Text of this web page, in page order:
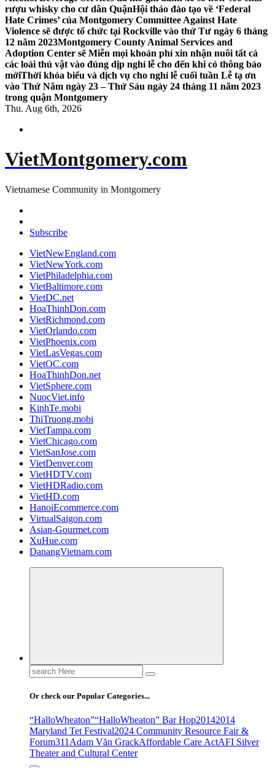
rượu whisky cho cư dân QuậnHội thảo đào tạo về ‘Federal
Hate Crimes’ của Montgomery Committee Against Hate
Violence sẽ được tổ chức tại Rockville vào thứ Tư ngày 6 tháng
12 năm 2023Montgomery County Animal Services and
Adoption Center sẽ Miễn mọi khoản phí xin nhận nuôi tất cả
các loài thú vật vào đúng dịp nghỉ lễ cho đến khi có thông báo
mớiThời khóa biểu và dịch vụ cho nghỉ lễ cuối tuần Lễ tạ ơn
vào Thứ Năm ngày 23 – Thứ Sáu ngày 24 tháng 11 năm 2023
trong quận Montgomery
Thu. Aug 6th, 2026
VietMontgomery.com
Vietnamese Community in Montgomery
Subscribe
VietNewEngland.com
VietNewYork.com
VietPhiladelphia.com
VietBaltimore.com
VietDC.net
HoaThinhDon.com
VietRichmond.com
VietOrlando.com
VietPhoenix.com
VietLasVegas.com
VietOC.com
HoaThinhDon.net
VietSphere.com
NuocViet.info
KinhTe.mobi
ThiTruong.mobi
VietTampa.com
VietChicago.com
VietSanJose.com
VietDenver.com
VietHDTV.com
VietHDRadio.com
VietHD.com
HanoiEcommerce.com
VirtualSaigon.com
Asian-Gourmet.com
XuHue.com
DanangVietnam.com
Search
for:
Or check our Popular Categories...
“HalloWheaton”“HalloWheaton” Bar Hop20142014
Maryland Tet Festival2024 Community Resource Fair &
Forum311 Adam Văn GrackAffordable Care ActAFI Silver
Theater and Cultural Center